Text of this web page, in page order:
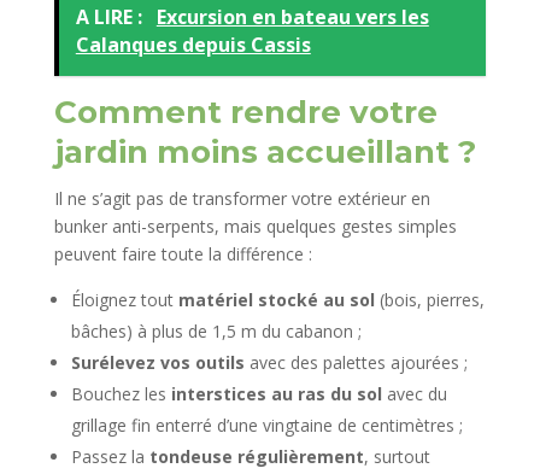
A LIRE : Excursion en bateau vers les
Calanques depuis Cassis
Comment rendre votre
jardin moins accueillant ?
Il ne s’agit pas de transformer votre extérieur en
bunker anti-serpents, mais quelques gestes simples
peuvent faire toute la différence :
Éloignez tout matériel stocké au sol (bois, pierres,
bâches) à plus de 1,5 m du cabanon ;
Surélevez vos outils avec des palettes ajourées ;
Bouchez les interstices au ras du sol avec du
grillage fin enterré d’une vingtaine de centimètres ;
Passez la tondeuse régulièrement, surtout